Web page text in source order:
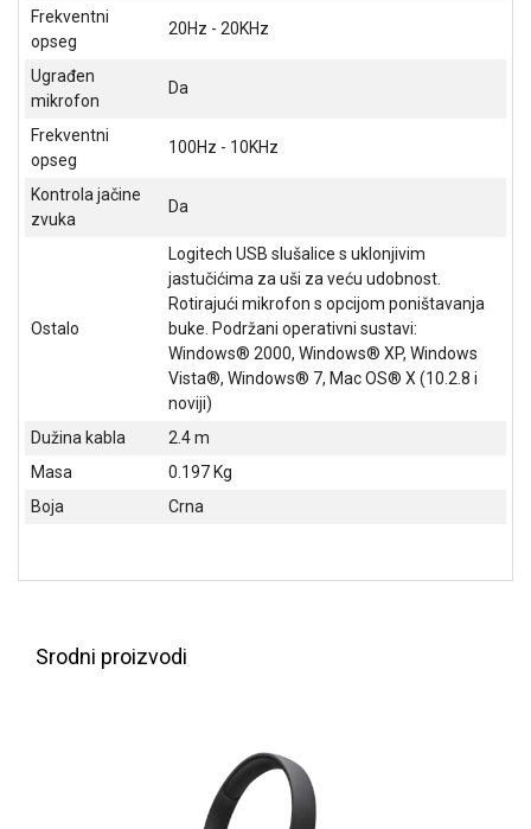
MATERIJAL
ZA
KUĆU
ŠKOLSKI
BICIKLE
ALAT I
KRIPTO
Frekventni
opseg
20Hz - 20KHz
Ugrađen
mikrofon
Da
Frekventni
opseg
100Hz - 10KHz
Kontrola jačine
zvuka
Da
Ostalo
Logitech USB slušalice s uklonjivim
jastučićima za uši za veću udobnost.
Rotirajući mikrofon s opcijom poništavanja
buke. Podržani operativni sustavi:
Windows® 2000, Windows® XP, Windows
Vista®, Windows® 7, Mac OS® X (10.2.8 i
noviji)
Dužina kabla
2.4 m
Masa
0.197 Kg
Boja
Crna
Srodni proizvodi